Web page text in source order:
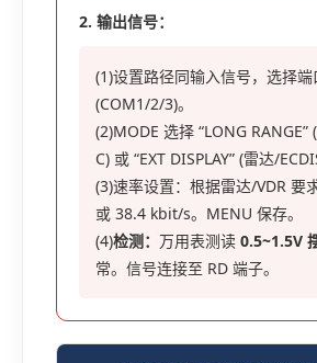
2. 输出信号：
(1)设置路径同输入信号，选择端
(COM1/2/3)。
(2)MODE 选择 “LONG
C) 或 “EXT DISPLAY” (雷达/
(3)速率设置：根据雷达/VDR 要
或 38.4 kbit/s。MENU 保存。
(4)检测： 万用表测读 0.5~1.5V
常。信号连接至 RD 端子。